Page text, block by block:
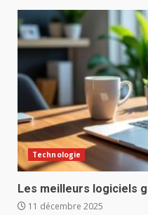
Technologie
Les meilleurs logiciels
11 décembre 2025